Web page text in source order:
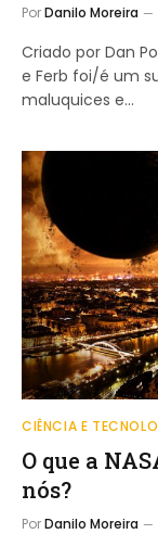
PorDanilo Moreira
Criado por Dan
e Ferb foi/é um
maluquices e…
CIÊNCIA E
O que a
nós?
PorDanilo Moreira